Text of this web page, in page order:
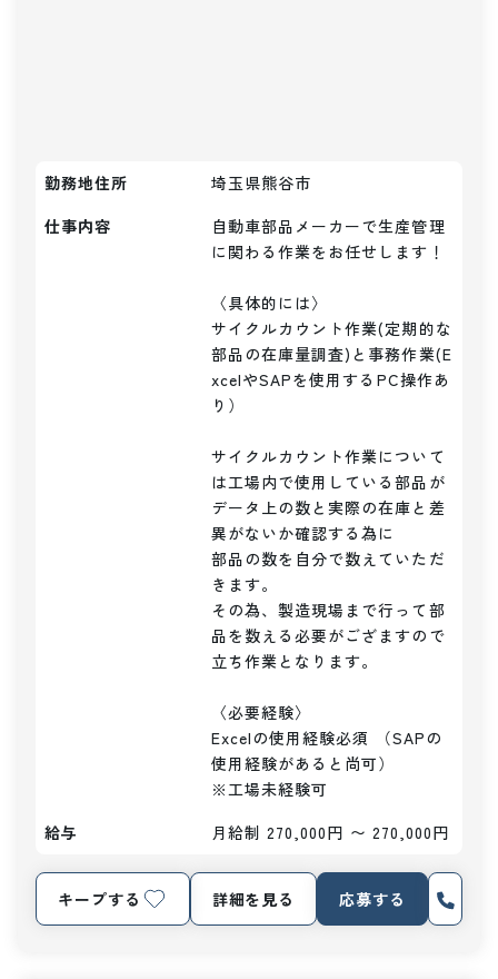
勤務地住所
埼玉県熊谷市
仕事内容
自動車部品メーカーで生産管理
に関わる作業をお任せします！
〈具体的には〉
サイクルカウント作業(定期的な
部品の在庫量調査)と事務作業(E
xcelやSAPを使用するPC操作あ
り）
サイクルカウント作業について
は工場内で使用している部品が
データ上の数と実際の在庫と差
異がないか確認する為に
部品の数を自分で数えていただ
きます。
その為、製造現場まで行って部
品を数える必要がござますので
立ち作業となります。
〈必要経験〉
Excelの使用経験必須 （SAPの
使用経験があると尚可）
※工場未経験可
給与
月給制 270,000円 〜 270,000円
キープする 詳細を見る 応募する